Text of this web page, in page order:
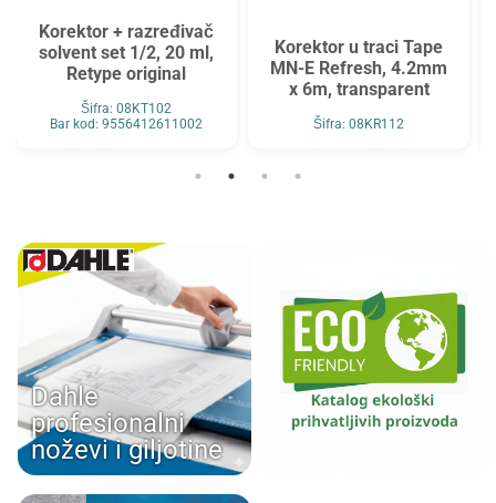
Korektor + razređivač
solvent set 1/2, 20 ml,
Retype original
Šifra: 08KT102
Bar kod: 9556412611002
Korektor u traci Tape
MN-E Refresh, 4.2mm
x 6m, transparent
Šifra: 08KR112
Dahle
profesionalni
noževi i giljotine